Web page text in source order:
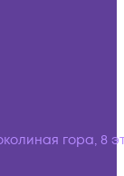
гора, 8